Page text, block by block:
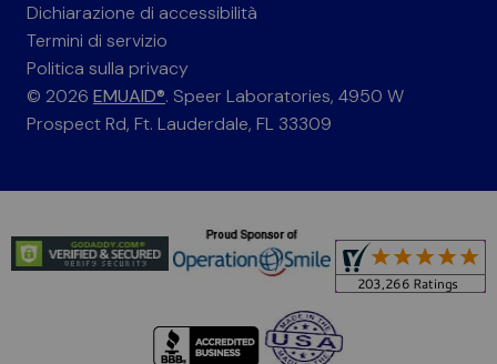
Dichiarazione di accessibilità
Termini di servizio
Politica sulla privacy
© 2026 EMUAID®. Speer Laboratories, 4950 W
Prospect Rd, Ft. Lauderdale, FL 33309